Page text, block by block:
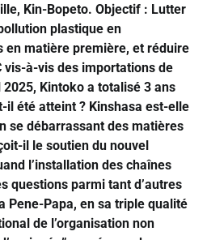
Kin-Bopeto. Objectif : Lutter
plastique en
en matière première, et réduire
vis-à-vis des importations de
Kintoko a totalisé 3 ans
il été atteint ? Kinshasa est-elle
se débarrassant des matières
il le soutien du nouvel
l’installation des chaînes
questions parmi tant d’autres
Pene-Papa, en sa triple qualité
de l’organisation non